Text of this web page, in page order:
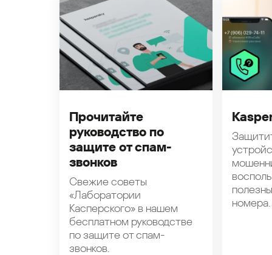
Прочитайте
руководство по
защите от спам-
звонков
Свежие советы
«Лаборатории
Касперского» в нашем
бесплатном руководстве
по защите от спам-
звонков.
номера.